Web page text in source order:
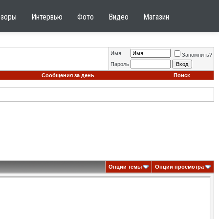
Интервью Фото Видео Магазин
Имя
Запомнить?
Пароль
Сообщения за день
Поиск
Опции темы Опции просмотра